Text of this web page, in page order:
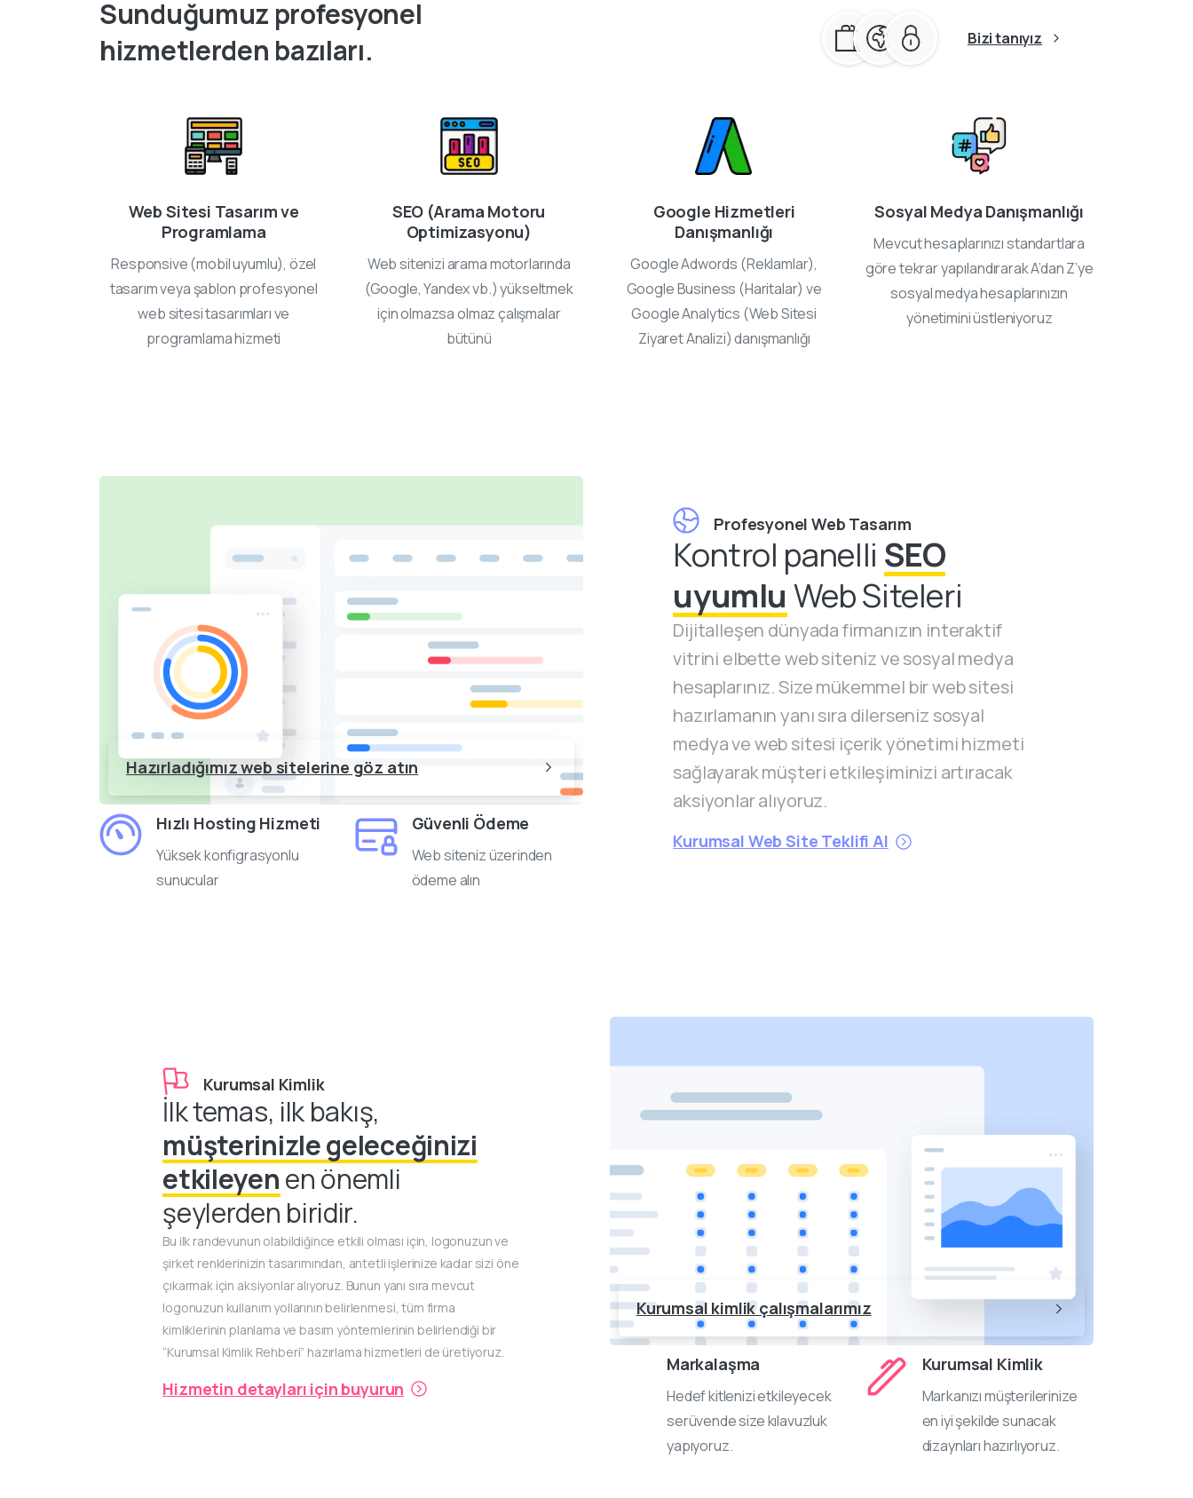
Sunduğumuz profesyonel
hizmetlerden bazıları. Bizi tanıyız
Web Sitesi Tasarım ve
Programlama
Responsive (mobil uyumlu), özel
tasarım veya şablon profesyonel
web sitesi tasarımları ve
programlama hizmeti
SEO (Arama Motoru
Optimizasyonu)
Web sitenizi arama motorlarında
(Google, Yandex vb.) yükseltmek
için olmazsa olmaz çalışmalar
bütünü
Google Hizmetleri
Danışmanlığı
Google Adwords (Reklamlar),
Google Business (Haritalar) ve
Google Analytics (Web Sitesi
Ziyaret Analizi) danışmanlığı
Sosyal Medya Danışmanlığı
Mevcut hesaplarınızı standartlara
göre tekrar yapılandırarak A’dan Z’ye
sosyal medya hesaplarınızın
yönetimini üstleniyoruz
Hazırladığımız web sitelerine göz atın
Hızlı Hosting Hizmeti
Yüksek konfigrasyonlu
sunucular
Güvenli Ödeme
Web siteniz üzerinden
ödeme alın
Profesyonel Web Tasarım
Kontrol panelli SEO
uyumlu Web Siteleri
Dijitalleşen dünyada firmanızın interaktif
vitrini elbette web siteniz ve sosyal medya
hesaplarınız. Size mükemmel bir web sitesi
hazırlamanın yanı sıra dilerseniz sosyal
medya ve web sitesi içerik yönetimi hizmeti
sağlayarak müşteri etkileşiminizi artıracak
aksiyonlar alıyoruz.
Kurumsal Web Site Teklifi Al
Kurumsal Kimlik
İlk temas, ilk bakış,
müşterinizle geleceğinizi
etkileyenen önemli
şeylerden biridir.
Bu ilk randevunun olabildiğince etkili olması için, logonuzun ve
şirket renklerinizin tasarımından, antetli işlerinize kadar sizi öne
çıkarmak için aksiyonlar alıyoruz. Bunun yanı sıra mevcut
logonuzun kullanım yollarının belirlenmesi, tüm firma
kimliklerinin planlama ve basım yöntemlerinin belirlendiği bir
“Kurumsal Kimlik Rehberi” hazırlama hizmetleri de üretiyoruz.
Hizmetin detayları için buyurun
Kurumsal kimlik çalışmalarımız
Markalaşma
Hedef kitlenizi etkileyecek
serüvende size kılavuzluk
yapıyoruz.
Kurumsal Kimlik
Markanızı müşterilerinize
en iyi şekilde sunacak
dizaynları hazırlıyoruz.